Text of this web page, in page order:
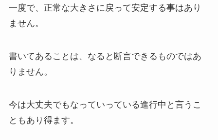
一度で、正常な大きさに戻って安定する事はあり
ません。
書いてあることは、なると断言できるものではあ
りません。
今は大丈夫でもなっていっている進行中と言うこ
ともあり得ます。